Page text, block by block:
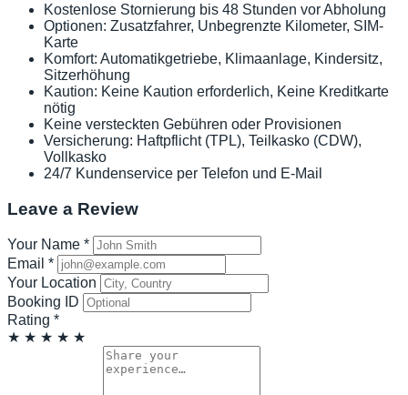
Kostenlose Stornierung bis 48 Stunden vor Abholung
Optionen: Zusatzfahrer, Unbegrenzte Kilometer, SIM-
Karte
Komfort: Automatikgetriebe, Klimaanlage, Kindersitz,
Sitzerhöhung
Kaution: Keine Kaution erforderlich, Keine Kreditkarte
nötig
Keine versteckten Gebühren oder Provisionen
Versicherung: Haftpflicht (TPL), Teilkasko (CDW),
Vollkasko
24/7 Kundenservice per Telefon und E-Mail
Leave a Review
Your Name *
Email *
Your Location
Booking ID
Rating *
★ ★ ★ ★ ★